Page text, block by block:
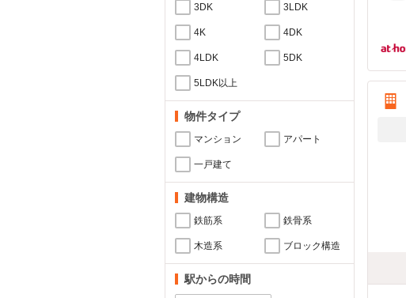
3DK 3LDK
4K 4DK
4LDK 5DK
5LDK以上
物件タイプ
マンション アパート
一戸建て
建物構造
鉄筋系 鉄骨系
木造系 ブロック構造
駅からの時間